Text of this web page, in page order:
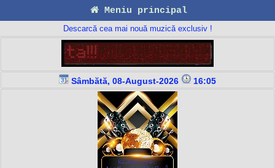
Meniu principal
Descarcă cea mai nouă muzică exclusiv !
Sâmbătă, 08-August-2026 16:05